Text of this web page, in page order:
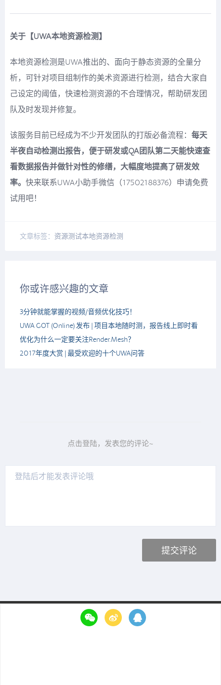
关于【UWA本地资源检测】
本地资源检测是UWA推出的、面向于静态资源的全量分
析，可针对项目组制作的美术资源进行检测，结合大家自
己设定的阈值，快速检测资源的不合理情况，帮助研发团
队及时发现并修复。
该服务目前已经成为不少开发团队的打版必备流程： 每天
半夜自动检测出报告，便于研发或QA团队第二天能快速查
看数据报告并做针对性的修缮，大幅度地提高了研发效
率。 快来联系UWA小助手微信（17502188376）申请免费
试用吧！
文章标签： 资源测试本地资源检测
你或许感兴趣的文章
3分钟就能掌握的视频/音频优化技巧！
UWA GOT (Online) 发布 | 项目本地随时测，报告线上即时看
优化为什么一定要关注Render.Mesh？
2017年度大赏 | 最受欢迎的十个UWA问答
点击登陆，发表您的评论~